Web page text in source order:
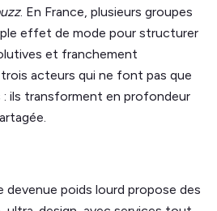
. En France, plusieurs groupes
effet de mode pour structurer
et franchement
acteurs qui ne font pas que
: ils transforment en profondeur
poids lourd propose des